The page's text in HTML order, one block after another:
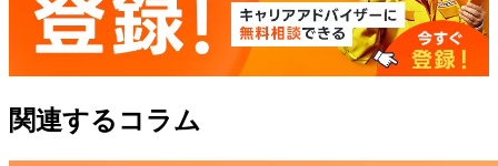
関連するコラム